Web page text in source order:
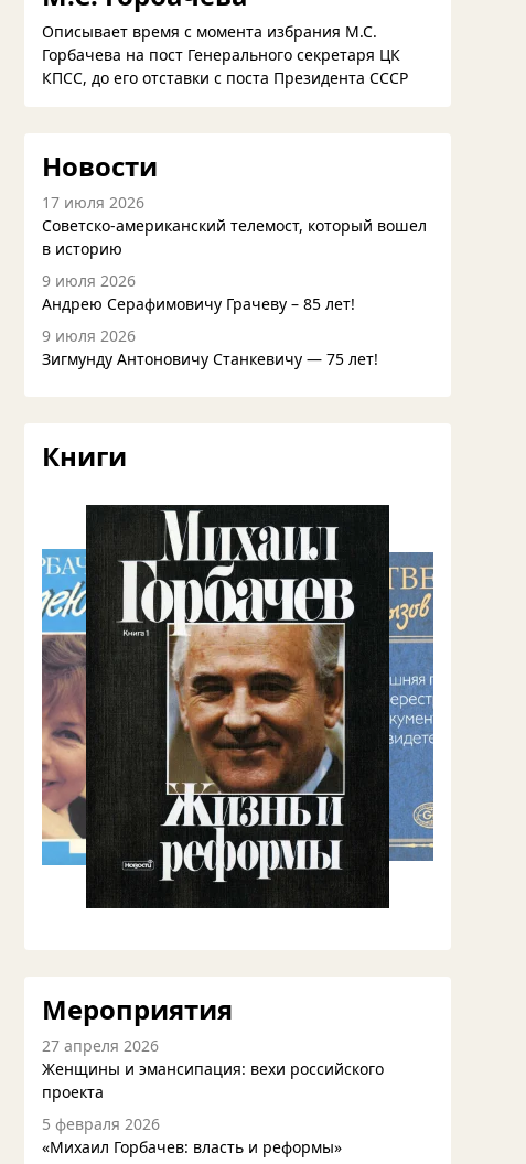
Описывает время с момента избрания М.С.
Горбачева на пост Генерального секретаря ЦК
КПСС, до его отставки с поста Президента СССР
Новости
17 июля 2026
Советско-американский телемост, который вошел
в историю
9 июля 2026
Андрею Серафимовичу Грачеву – 85 лет!
9 июля 2026
Зигмунду Антоновичу Станкевичу — 75 лет!
Книги
Мероприятия
27 апреля 2026
Женщины и эмансипация: вехи российского
проекта
5 февраля 2026
«Михаил Горбачев: власть и реформы»